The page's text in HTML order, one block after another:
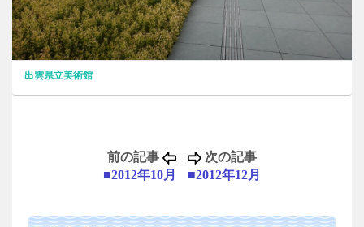
出雲県立美術館
前の記事
■2012年10月
次の記事
■2012年12月